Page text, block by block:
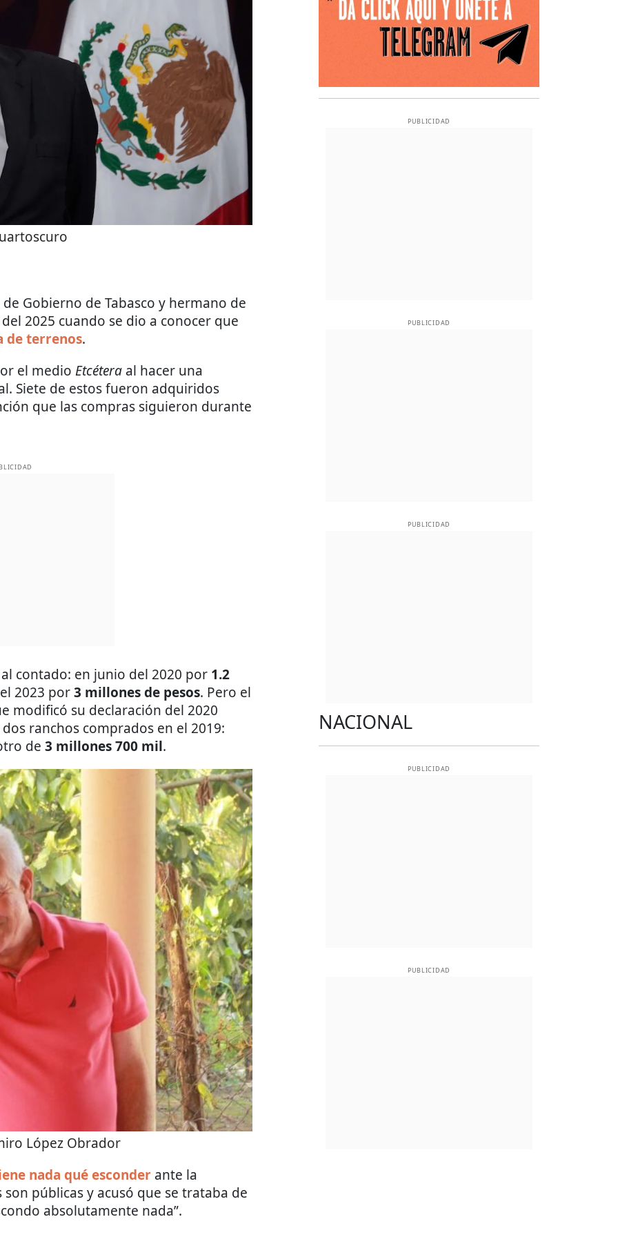
Gobierno de Tabasco y hermano de
2025 cuando se dio a conocer que
de terrenos.
el medio Etcétera al hacer una
Siete de estos fueron adquiridos
que las compras siguieron durante
contado: en junio del 2020 por 1.2
2023 por3 millones de pesos. Pero el
modificó su declaración del 2020
ranchos comprados en el 2019:
de 3 millones 700 mil.
López Obrador
nada qué esconder ante la
públicas y acusó que se trataba de
absolutamente nada”.
PUBLICIDAD
PUBLICIDAD
PUBLICIDAD
NACIONAL
PUBLICIDAD
PUBLICIDAD